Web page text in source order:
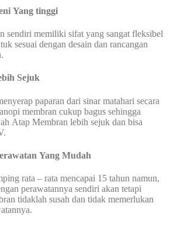
Yang tinggi
sendiri memiliki sifat yang sangat fleksibel
sesuai dengan desain dan rancangan
Sejuk
paparan dari sinar matahari secara
membran cukup bagus sehingga
Atap Membran lebih sejuk dan bisa
Yang Mudah
rata – rata mencapai 15 tahun namun,
perawatannya sendiri akan tetapi
tidaklah susah dan tidak memerlukan